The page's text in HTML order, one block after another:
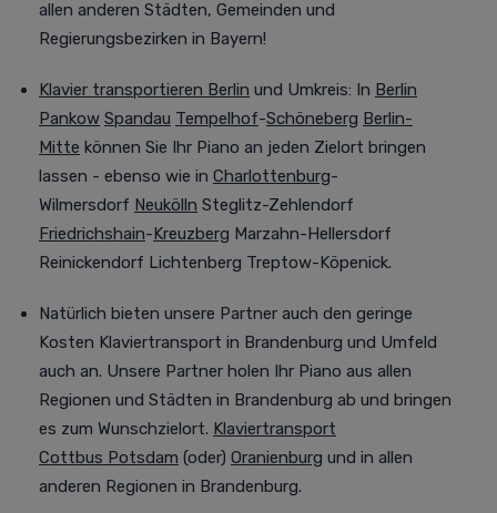
allen anderen Städten, Gemeinden und
Regierungsbezirken in Bayern!
Klavier transportieren Berlin und Umkreis: In Berlin
Pankow Spandau Tempelhof-Schöneberg Berlin-
Mitte können Sie Ihr Piano an jeden Zielort bringen
lassen - ebenso wie in Charlottenburg-
Wilmersdorf Neukölln Steglitz-Zehlendorf
Friedrichshain-Kreuzberg Marzahn-Hellersdorf
Reinickendorf Lichtenberg Treptow-Köpenick.
Natürlich bieten unsere Partner auch den geringe
Kosten Klaviertransport in Brandenburg und Umfeld
auch an. Unsere Partner holen Ihr Piano aus allen
Regionen und Städten in Brandenburg ab und bringen
es zum Wunschzielort. Klaviertransport
Cottbus Potsdam (oder) Oranienburg und in allen
anderen Regionen in Brandenburg.